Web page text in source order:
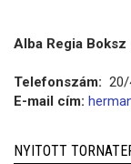
Alba Regia Boksz
Telefonszám: 20/
E-mail cím:
NYITOTT